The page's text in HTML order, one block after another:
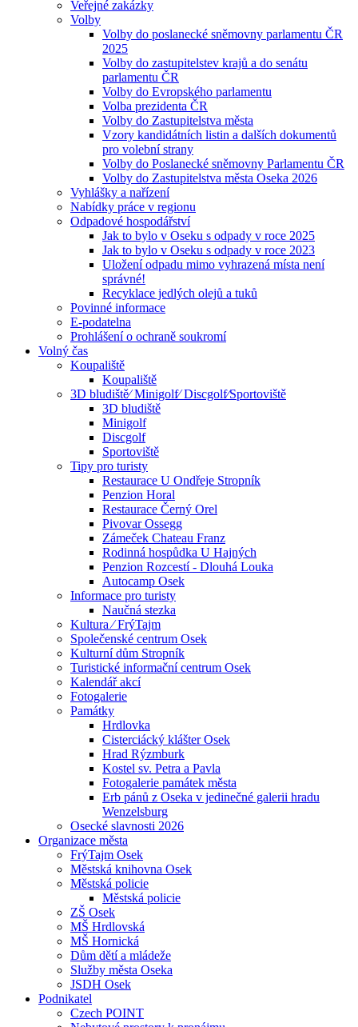
Veřejné zakázky
Volby
Volby do poslanecké sněmovny parlamentu ČR
2025
Volby do zastupitelstev krajů a do senátu
parlamentu ČR
Volby do Evropského parlamentu
Volba prezidenta ČR
Volby do Zastupitelstva města
Vzory kandidátních listin a dalších dokumentů
pro volební strany
Volby do Poslanecké sněmovny Parlamentu ČR
Volby do Zastupitelstva města Oseka 2026
Vyhlášky a nařízení
Nabídky práce v regionu
Odpadové hospodářství
Jak to bylo v Oseku s odpady v roce 2025
Jak to bylo v Oseku s odpady v roce 2023
Uložení odpadu mimo vyhrazená místa není
správné!
Recyklace jedlých olejů a tuků
Povinné informace
E-podatelna
Prohlášení o ochraně soukromí
Volný čas
Koupaliště
Koupaliště
3D bludiště⁄ Minigolf⁄ Discgolf⁄Sportoviště
3D bludiště
Minigolf
Discgolf
Sportoviště
Tipy pro turisty
Restaurace U Ondřeje Stropník
Penzion Horal
Restaurace Černý Orel
Pivovar Ossegg
Zámeček Chateau Franz
Rodinná hospůdka U Hajných
Penzion Rozcestí - Dlouhá Louka
Autocamp Osek
Informace pro turisty
Naučná stezka
Kultura ⁄ FrýTajm
Společenské centrum Osek
Kulturní dům Stropník
Turistické informační centrum Osek
Kalendář akcí
Fotogalerie
Památky
Hrdlovka
Cisterciácký klášter Osek
Hrad Rýzmburk
Kostel sv. Petra a Pavla
Fotogalerie památek města
Erb pánů z Oseka v jedinečné galerii hradu
Wenzelsburg
Osecké slavnosti 2026
Organizace města
FrýTajm Osek
Městská knihovna Osek
Městská policie
Městská policie
ZŠ Osek
MŠ Hrdlovská
MŠ Hornická
Dům dětí a mládeže
Služby města Oseka
JSDH Osek
Podnikatel
Czech POINT